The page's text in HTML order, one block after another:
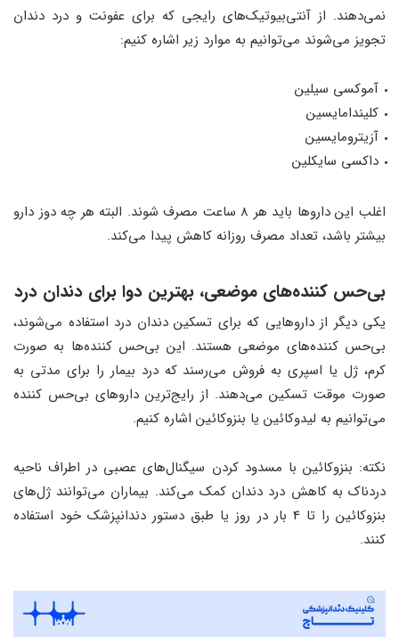
نمی‌دهند. از آنتی‌بیوتیک‌های رایجی که برای عفونت و درد دندان
تجویز می‌شوند می‌توانیم به موارد زیر اشاره کنیم:
آموکسی سیلین
کلیندامایسین
آزیترومایسین
داکسی سایکلین
اغلب این داروها باید هر 8 ساعت مصرف شوند. البته هر چه دوز دارو
بیشتر باشد، تعداد مصرف روزانه کاهش پیدا می‌کند.
بی‌حس کننده‌های موضعی، بهترین دوا برای دندان درد
یکی دیگر از داروهایی که برای تسکین دندان درد استفاده می‌شوند،
بی‌حس کننده‌های موضعی هستند. این بی‌حس کننده‌ها به صورت
کرم، ژل یا اسپری به فروش می‌رسند که درد بیمار را برای مدتی به
صورت موقت تسکین می‌دهند. از رایج‌ترین داروهای بی‌حس کننده
می‌توانیم به لیدوکائین یا بنزوکائین اشاره کنیم.
نکته: بنزوکائین با مسدود کردن سیگنال‌های عصبی در اطراف ناحیه
دردناک به کاهش درد دندان کمک می‌کند. بیماران می‌توانند ژل‌های
بنزوکائین را تا 4 بار در روز یا طبق دستور دندانپزشک خود استفاده
کنند.